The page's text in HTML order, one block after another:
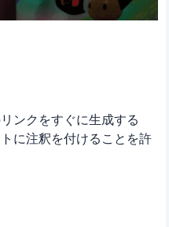
ンクをすぐに生成する
に注釈を付けることを許